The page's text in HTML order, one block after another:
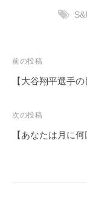
投
稿
ビ
ゲ
前の投稿
【大谷翔平選手の
次の投稿
【あなたは月に